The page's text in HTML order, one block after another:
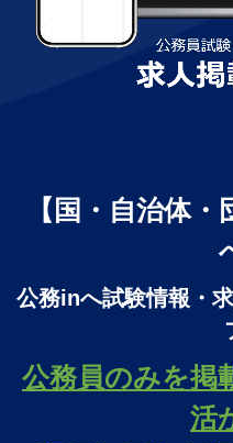
【国・自治体
公務inへ試験情報・
公務員のみを掲
活